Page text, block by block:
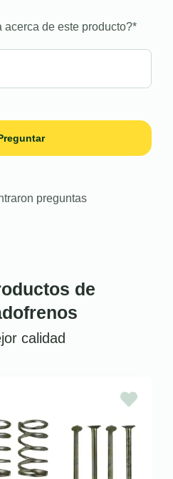
de este producto?*
preguntas
de
calidad